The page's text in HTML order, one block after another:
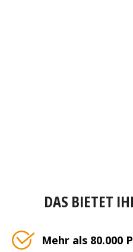
DAS BIETET
Mehr als 80.000